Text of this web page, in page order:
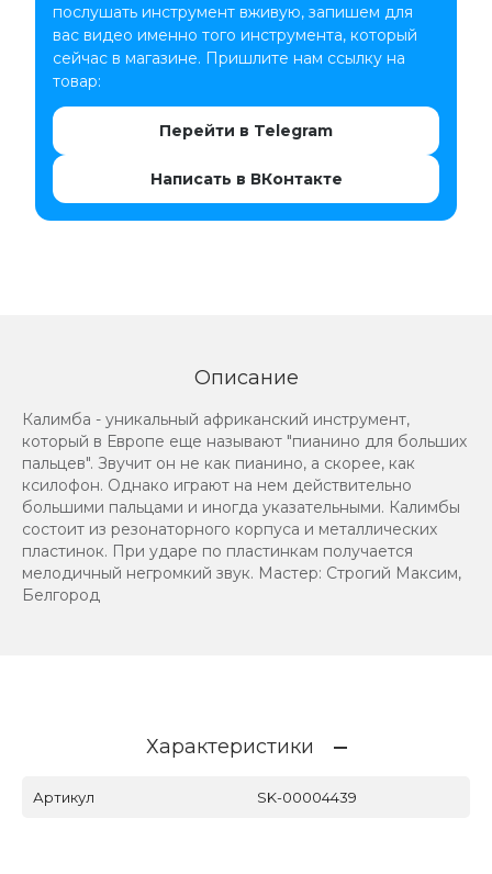
послушать инструмент вживую, запишем для
вас видео именно того инструмента, который
сейчас в магазине. Пришлите нам ссылку на
товар:
Перейти в Telegram
Написать в ВКонтакте
Описание
Калимба - уникальный африканский инструмент,
который в Европе еще называют "пианино для больших
пальцев". Звучит он не как пианино, а скорее, как
ксилофон. Однако играют на нем действительно
большими пальцами и иногда указательными. Калимбы
состоит из резонаторного корпуса и металлических
пластинок. При ударе по пластинкам получается
мелодичный негромкий звук. Мастер: Строгий Максим,
Белгород
Характеристики
Артикул SK-00004439